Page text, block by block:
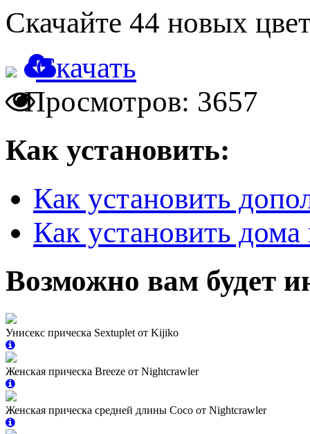
Скачайте 44 новых
Скачать
Просмотров: 3657
Как установить:
Как установить
Как установить
Возможно вам будет
Унисекс прическа Sextuplet от Kijiko
Женская прическа Breeze от Nightcrawler
Женская прическа средней длины Coco от Nightcrawler